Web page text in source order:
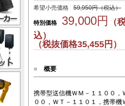
希望小売価格
59,950円（税込）
特別価格 39,000円 （
込）
（税抜価格35,455円）
■ 概要
携帯型送信機ＷＭ－１１００
００，ＷＴ－１１０１，携帯